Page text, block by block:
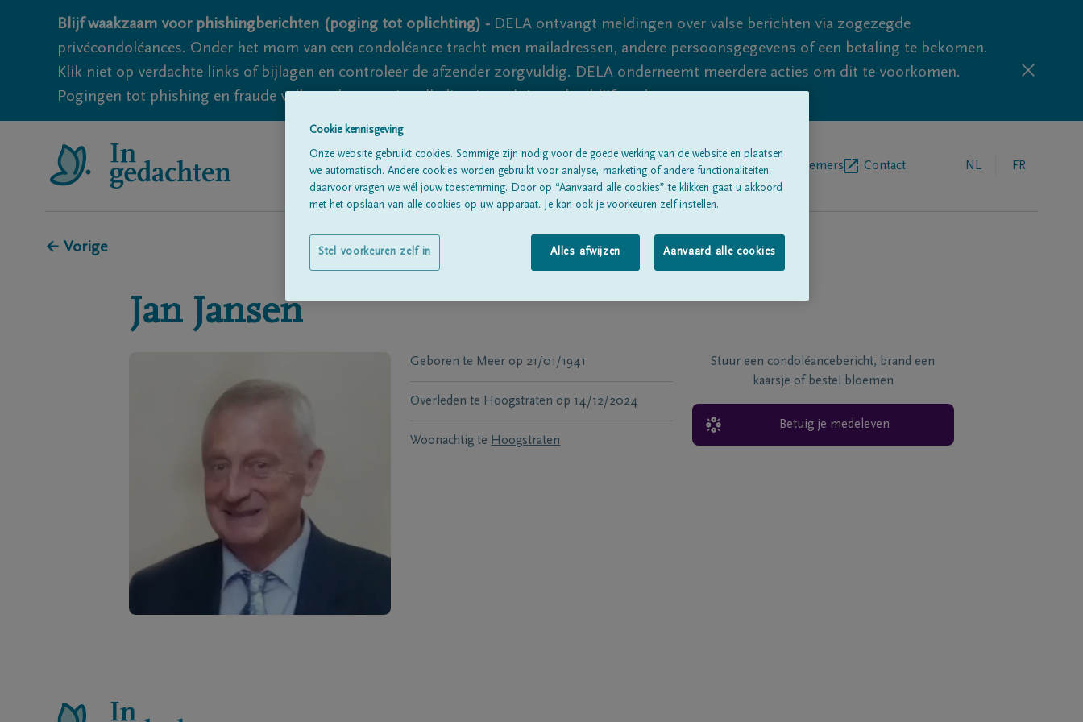
Blijf waakzaam voor phishingberichten (poging tot oplichting) - DELA ontvangt meldingen over valse berichten via zogezegde
privécondoléances. Onder het mom van een condoléance tracht men mailadressen, andere persoonsgegevens of een betaling te bekomen.
Klik niet op verdachte links of bijlagen en controleer de afzender zorgvuldig. DELA onderneemt meerdere acties om dit te voorkomen.
Pogingen tot phishing en fraude vallen echter nooit volledig uit te sluiten, dus blijf waakzaam.
Alle rouwberichtenOver onsBegrafenisondernemers Contact NL FR
← Vorige
Jan Jansen
Geboren te Meer op 21/01/1941
Overleden te Hoogstraten op 14/12/2024
Woonachtig te Hoogstraten
Stuur een condoléancebericht, brand een
kaarsje of bestel bloemen
Betuig je medeleven
Cookie kennisgeving
Onze website gebruikt cookies. Sommige zijn nodig voor de goede werking van de website en plaatsen
we automatisch. Andere cookies worden gebruikt voor analyse, marketing of andere functionaliteiten;
daarvoor vragen we wél jouw toestemming. Door op “Aanvaard alle cookies” te klikken gaat u akkoord
met het opslaan van alle cookies op uw apparaat. Je kan ook je voorkeuren zelf instellen.
Alles afwijzen Aanvaard alle cookies
Stel voorkeuren zelf in